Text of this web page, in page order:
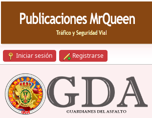
Iniciar sesión Registrarse